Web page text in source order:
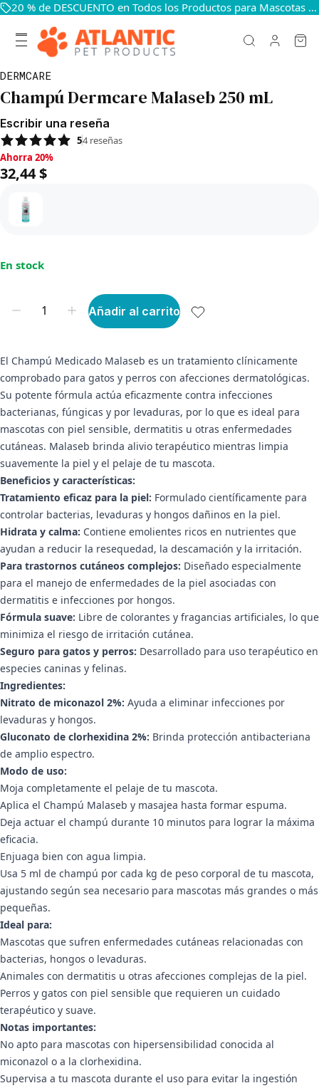
20 % de DESCUENTO en Todos los Productos para Mascotas — Mantén a Tus Mascotas Felices y Sanas
DERMCARE
Champú Dermcare Malaseb 250 mL
Escribir una reseña
54 reseñas
Ahorra 20%, 32,44 $
Ahorra 20%
32,44 $
En stock
Añadir al carrito
El Champú Medicado Malaseb es un tratamiento clínicamente
comprobado para gatos y perros con afecciones dermatológicas.
Su potente fórmula actúa eficazmente contra infecciones
bacterianas, fúngicas y por levaduras, por lo que es ideal para
mascotas con piel sensible, dermatitis u otras enfermedades
cutáneas. Malaseb brinda alivio terapéutico mientras limpia
suavemente la piel y el pelaje de tu mascota.
Beneficios y características:
Tratamiento eficaz para la piel: Formulado científicamente para
controlar bacterias, levaduras y hongos dañinos en la piel.
Hidrata y calma: Contiene emolientes ricos en nutrientes que
ayudan a reducir la resequedad, la descamación y la irritación.
Para trastornos cutáneos complejos: Diseñado especialmente
para el manejo de enfermedades de la piel asociadas con
dermatitis e infecciones por hongos.
Fórmula suave: Libre de colorantes y fragancias artificiales, lo que
minimiza el riesgo de irritación cutánea.
Seguro para gatos y perros: Desarrollado para uso terapéutico en
especies caninas y felinas.
Ingredientes:
Nitrato de miconazol 2%: Ayuda a eliminar infecciones por
levaduras y hongos.
Gluconato de clorhexidina 2%: Brinda protección antibacteriana
de amplio espectro.
Modo de uso:
Moja completamente el pelaje de tu mascota.
Aplica el Champú Malaseb y masajea hasta formar espuma.
Deja actuar el champú durante 10 minutos para lograr la máxima
eficacia.
Enjuaga bien con agua limpia.
Usa 5 ml de champú por cada kg de peso corporal de tu mascota,
ajustando según sea necesario para mascotas más grandes o más
pequeñas.
Ideal para:
Mascotas que sufren enfermedades cutáneas relacionadas con
bacterias, hongos o levaduras.
Animales con dermatitis u otras afecciones complejas de la piel.
Perros y gatos con piel sensible que requieren un cuidado
terapéutico y suave.
Notas importantes:
No apto para mascotas con hipersensibilidad conocida al
miconazol o a la clorhexidina.
Supervisa a tu mascota durante el uso para evitar la ingestión